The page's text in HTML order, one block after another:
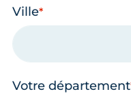
Ville
Votre département